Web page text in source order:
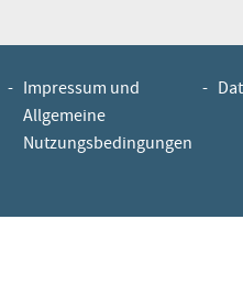
- Impressum und
Allgemeine
Nutzungsbedingungen
-